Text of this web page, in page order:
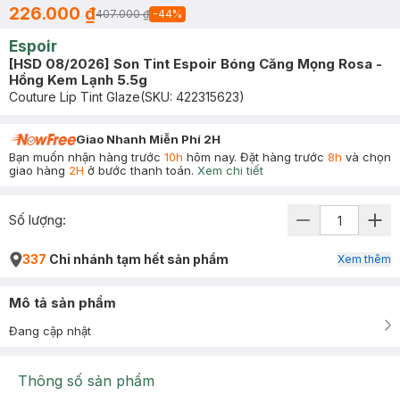
226.000 ₫407.000 ₫ -44%
Espoir
[HSD 08/2026] Son Tint Espoir Bóng Căng Mọng Rosa -
Hồng Kem Lạnh 5.5g
Couture Lip Tint Glaze(SKU: 422315623)
Giao Nhanh Miễn Phí 2H
Bạn muốn nhận hàng trước 10h hôm nay. Đặt hàng trước 8h và chọn
giao hàng 2H ở bước thanh toán. Xem chi tiết
Số lượng:
337 Chi nhánh tạm hết sản phẩm Xem thêm
Mô tả sản phẩm
Đang cập nhật
Thông số sản phẩm